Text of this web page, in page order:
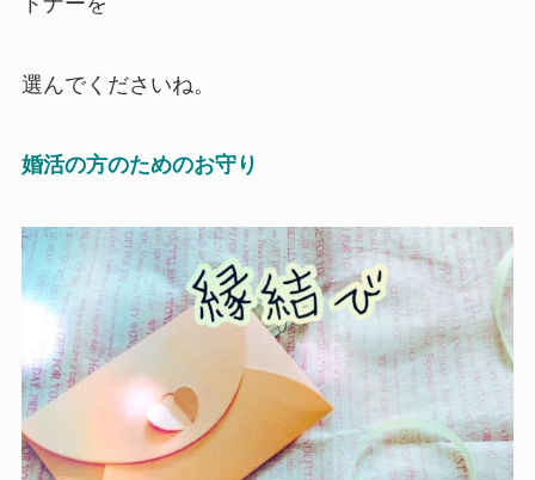
選んでくださいね。
婚活の方のためのお守り